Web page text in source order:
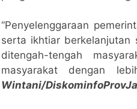
“Penyelenggaraan
serta ikhtiar berkelanjutan
ditengah-tengah
masyarakat dengan
Wintani/